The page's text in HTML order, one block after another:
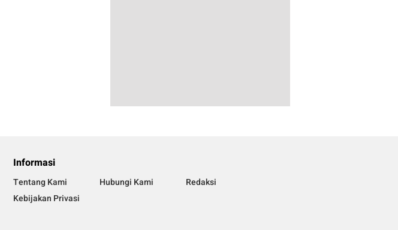
Informasi
Tentang Kami Hubungi Kami
Redaksi
Kebijakan Privasi